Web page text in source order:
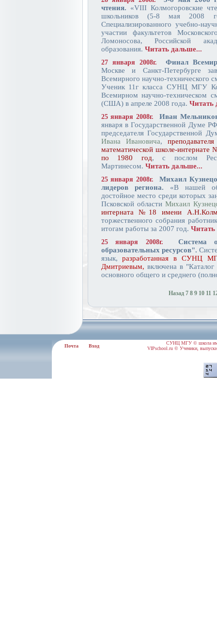
чтения. «VIII Колмогоровские
школьников (5-8 мая 2008
Специализированного учебно-
участии факультетов
Ломоносова, Российской
образования. Читать дальше...
27 января 2008г.
Финал
Москве и Санкт-Петербурге
Всемирного научно-технического
Ученик 11г класса СУНЦ МГУ
Всемирном научно-техническом
(США) в апреле 2008 года. Читать
25 января 2008г.
Иван
января в Государственной Думе
председателя
Ивана Ивановича,
математической школе-
по 1980 год, с послом
Мартинесом. Читать дальше...
25 января 2008г.
Михаил
лидеров региона. «В нашей
достойное место среди которых
Псковской областиМихаил
интерната №18 имени
торжественного собрания
итогам работы за 2007 год. Читать
25 января 2008г.
Система
образовательных ресурсов".
язык,разработанная в СУНЦ
Дмитриевым, включена в "Каталог
основного общего и среднего
Назад 7 8 9 10 11
Почта Вход
СУНЦ МГУ © школа
VIPschool.ru © Ученики,